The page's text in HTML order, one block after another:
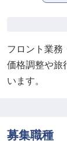
フロント業務
価格調整や旅
います。
募集職種